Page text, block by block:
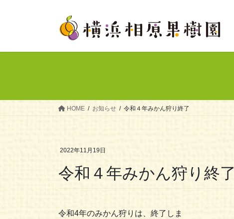
ツ
ッ
シ
移
HOME お知らせ 令和４年みかん狩り終了
2022年11月19日
令和４年みかん狩り終了
令和4年のみかん狩りは、終了しま